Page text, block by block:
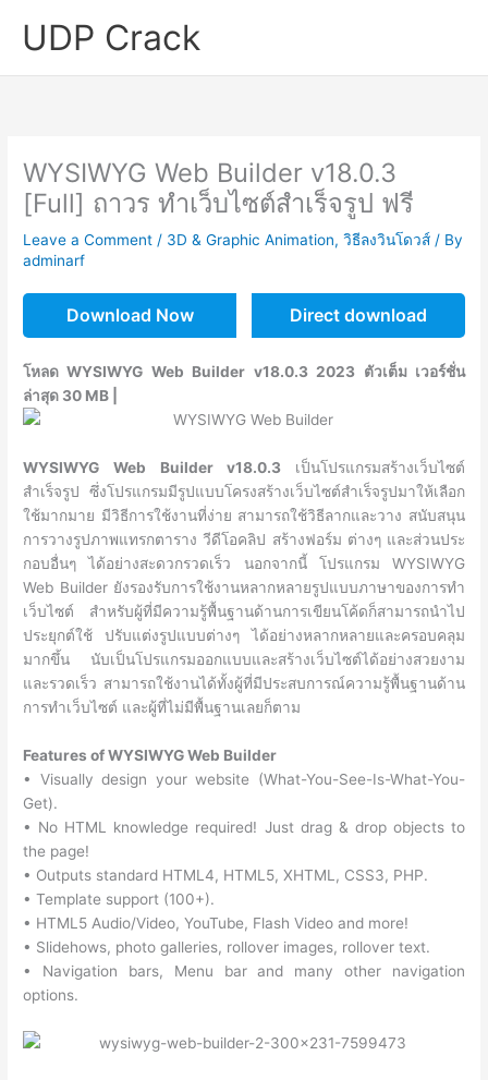
UDP Crack
WYSIWYG Web Builder v18.0.3
[Full] ถาวร ทำเว็บไซต์สำเร็จรูป ฟรี
Leave a Comment / 3D & Graphic Animation,วิธีลงวินโดวส์ / By
adminarf
Download Now Direct download
โหลด WYSIWYG Web Builder v18.0.3 2023 ตัวเต็ม เวอร์ชั่น
ล่าสุด 30 MB |
WYSIWYG Web Builder v18.0.3 เป็นโปรแกรมสร้างเว็บไซต์
สำเร็จรูป ซึ่งโปรแกรมมีรูปแบบโครงสร้างเว็บไซต์สำเร็จรูปมาให้เลือก
ใช้มากมาย มีวิธีการใช้งานที่ง่าย สามารถใช้วิธีลากและวาง สนับสนุน
การวางรูปภาพแทรกตาราง วีดีโอคลิป สร้างฟอร์ม ต่างๆ และส่วนประ
กอบอื่นๆ ได้อย่างสะดวกรวดเร็ว นอกจากนี้ โปรแกรม WYSIWYG
Web Builder ยังรองรับการใช้งานหลากหลายรูปแบบภาษาของการทำ
เว็บไซต์ สำหรับผู้ที่มีความรู้พื้นฐานด้านการเขียนโค้ดก็สามารถนำไป
ประยุกต์ใช้ ปรับแต่งรูปแบบต่างๆ ได้อย่างหลากหลายและครอบคลุม
มากขึ้น นับเป็นโปรแกรมออกแบบและสร้างเว็บไซต์ได้อย่างสวยงาม
และรวดเร็ว สามารถใช้งานได้ทั้งผู้ที่มีประสบการณ์ความรู้พื้นฐานด้าน
การทำเว็บไซต์ และผู้ที่ไม่มีพื้นฐานเลยก็ตาม
Features of WYSIWYG Web Builder
• Visually design your website (What-You-See-Is-What-You-
Get).
• No HTML knowledge required! Just drag & drop objects to
the page!
• Outputs standard HTML4, HTML5, XHTML, CSS3, PHP.
• Template support (100+).
• HTML5 Audio/Video, YouTube, Flash Video and more!
• Slidehows, photo galleries, rollover images, rollover text.
• Navigation bars, Menu bar and many other navigation
options.